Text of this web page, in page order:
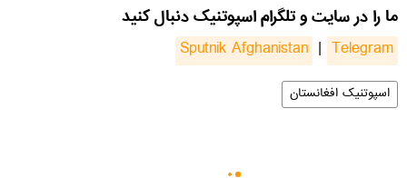
ما را در سایت و تلگرام اسپوتنیک دنبال کنید
Sputnik Afghanistan | Telegram
اسپوتنیک افغانستان